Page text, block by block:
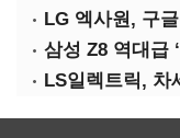
LS일렉트릭, 차